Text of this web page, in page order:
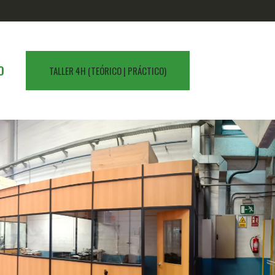
TALLER 4H (TEÓRICO | PRÁCTICO)